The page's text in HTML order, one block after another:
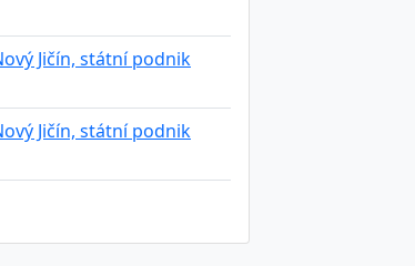
Jičín, státní podnik
Jičín, státní podnik